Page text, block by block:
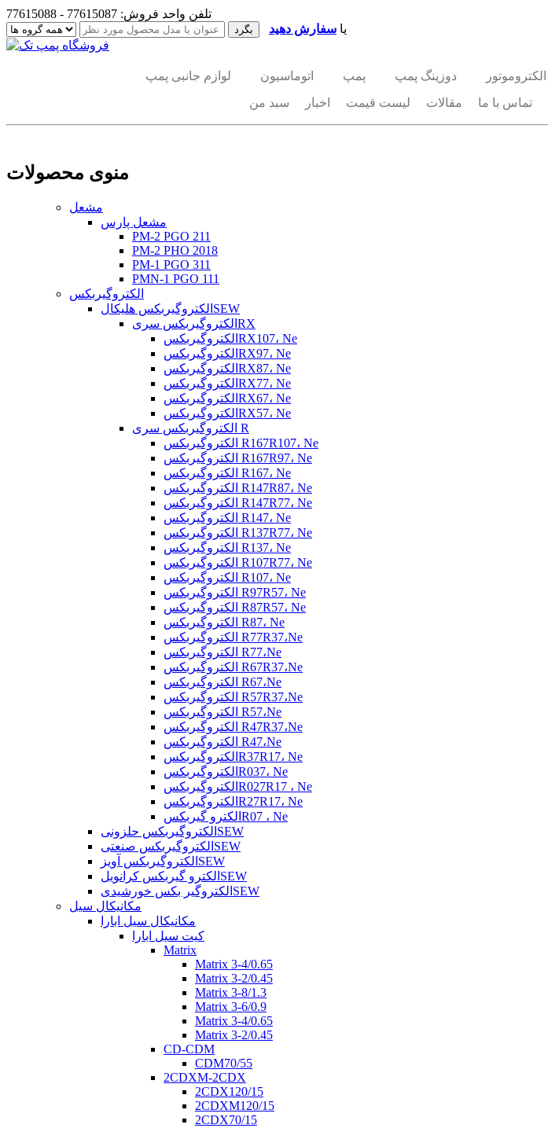
تلفن واحد فروش: 77615087 - 77615088
یا سفارش دهید
الکتروموتور دوزینگ پمپ پمپ اتوماسیون
لوازم جانبی پمپ
تماس با ما مقالات لیست قیمت اخبار سبد من
منوی محصولات
مشعل
مشعل پارس
PM-2 PGO 211
PM-2 PHO 2018
PM-1 PGO 311
PMN-1 PGO 111
الکتروگیربکس
الکتروگیربکس هلیکالSEW
الکتروگیربکس سریRX
الکتروگیربکسRX107، Ne
الکتروگیربکسRX97، Ne
الکتروگیربکسRX87، Ne
الکتروگیربکسRX77، Ne
الکتروگیربکسRX67، Ne
الکتروگیربکسRX57، Ne
الکتروگیربکس سری R
الکتروگیربکس R167R107، Ne
الکتروگیربکس R167R97، Ne
الکتروگیربکس R167، Ne
الکتروگیربکس R147R87، Ne
الکتروگیربکس R147R77، Ne
الکتروگیربکس R147، Ne
الکتروگیربکس R137R77، Ne
الکتروگیربکس R137، Ne
الکتروگیربکس R107R77، Ne
الکتروگیربکس R107، Ne
الکتروگیربکس R97R57، Ne
الکتروگیربکس R87R57، Ne
الکتروگیربکس R87، Ne
الکتروگیربکس R77R37،Ne
الکتروگیربکس R77،Ne
الکتروگیربکس R67R37،Ne
الکتروگیربکس R67،Ne
الکتروگیربکس R57R37،Ne
الکتروگیربکس R57،Ne
الکتروگیربکس R47R37،Ne
الکتروگیربکس R47،Ne
الکتروگیربکسR37R17، Ne
الکتروگیربکسR037، Ne
الکتروگیربکسR027R17 ، Ne
الکتروگیربکسR27R17، Ne
الکترو گیربکسR07 ، Ne
الکتروگیربکس حلزونیSEW
الکتروگیربکس صنعتیSEW
الکتروگیربکس آویزSEW
الکترو گیربکس کرانویلSEW
الکتروگیر بکس خورشیدیSEW
مکانیکال سیل
مکانیکال سیل ابارا
کیت سیل ابارا
Matrix
Matrix 3-4/0.65
Matrix 3-2/0.45
Matrix 3-8/1.3
Matrix 3-6/0.9
Matrix 3-4/0.65
Matrix 3-2/0.45
CD-CDM
CDM70/55
2CDXM-2CDX
2CDX120/15
2CDXM120/15
2CDX70/15